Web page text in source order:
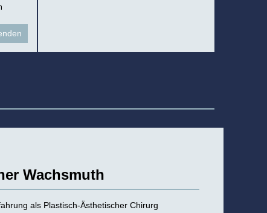
Wachsmuth
als Plastisch-Ästhetischer Chirurg